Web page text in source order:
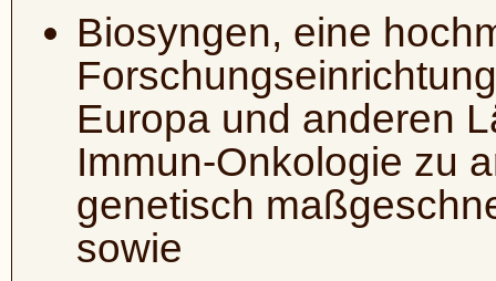
Biosyngen, eine
Europa und anderen
Immun-Onkologie zu
genetisch
sowie